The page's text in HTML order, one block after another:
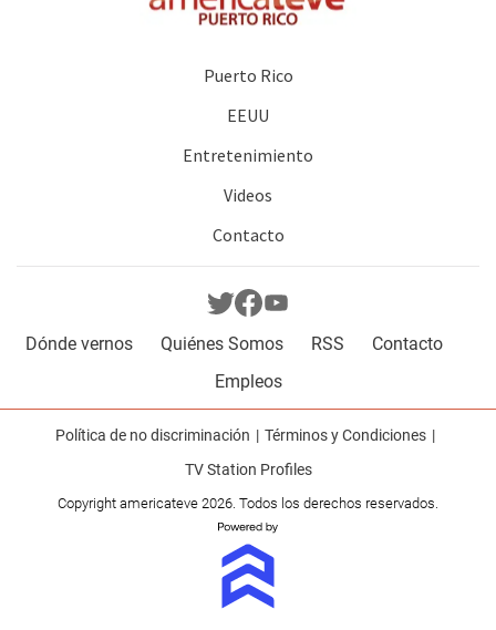
Puerto Rico
EEUU
Entretenimiento
Videos
Contacto
Dónde vernos Quiénes Somos RSS
Contacto
Empleos
Política de no discriminación
Términos y Condiciones
TV Station Profiles
Copyright americateve 2026. Todos los derechos reservados.